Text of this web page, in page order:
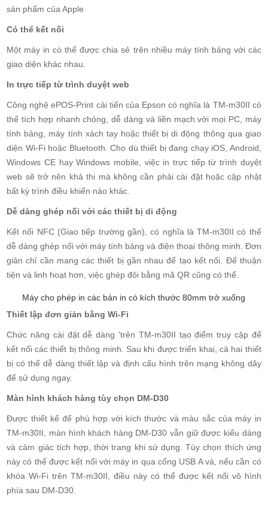
sản phẩm của Apple
Có thể kết nối
Một máy in có thể được chia sẻ trên nhiều máy tính bảng với các
giao diện khác nhau.
In trực tiếp từ trình duyệt web
Công nghệ ePOS-Print cải tiến của Epson có nghĩa là TM-m30II có
thể tích hợp nhanh chóng, dễ dàng và liền mạch với mọi PC, máy
tính bảng, máy tính xách tay hoặc thiết bị di động thông qua giao
diện Wi-Fi hoặc Bluetooth. Cho dù thiết bị đang chạy iOS, Android,
Windows CE hay Windows mobile, việc in trực tiếp từ trình duyệt
web sẽ trở nên khả thi mà không cần phải cài đặt hoặc cập nhật
bất kỳ trình điều khiển nào khác.
Dễ dàng ghép nối với các thiết bị di động
Kết nối NFC (Giao tiếp trường gần), có nghĩa là TM-m30II có thể
dễ dàng ghép nối với máy tính bảng và điện thoại thông minh. Đơn
giản chỉ cần mang các thiết bị gần nhau để tạo kết nối. Để thuận
tiện và linh hoạt hơn, việc ghép đôi bằng mã QR cũng có thể.
Máy cho phép in các bản in có kích thước 80mm trở xuống
Thiết lập đơn giản bằng Wi-Fi
Chức năng cài đặt dễ dàng 'trên TM-m30II tạo điểm truy cập để
kết nối các thiết bị thông minh. Sau khi được triển khai, cả hai thiết
bị có thể dễ dàng thiết lập và định cấu hình trên mạng không dây
để sử dụng ngay.
Màn hình khách hàng tùy chọn DM-D30
Được thiết kế để phù hợp với kích thước và màu sắc của máy in
TM-m30II, màn hình khách hàng DM-D30 vẫn giữ được kiểu dáng
và cảm giác tích hợp, thời trang khi sử dụng. Tùy chọn thích ứng
này có thể được kết nối với máy in qua cổng USB A và, nếu cần có
khóa Wi-Fi trên TM-m30II, điều này có thể được kết nối vô hình
phía sau DM-D30.